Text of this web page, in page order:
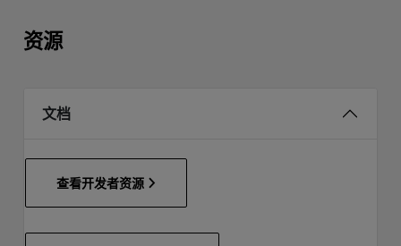
资源
文档
查看开发者资源